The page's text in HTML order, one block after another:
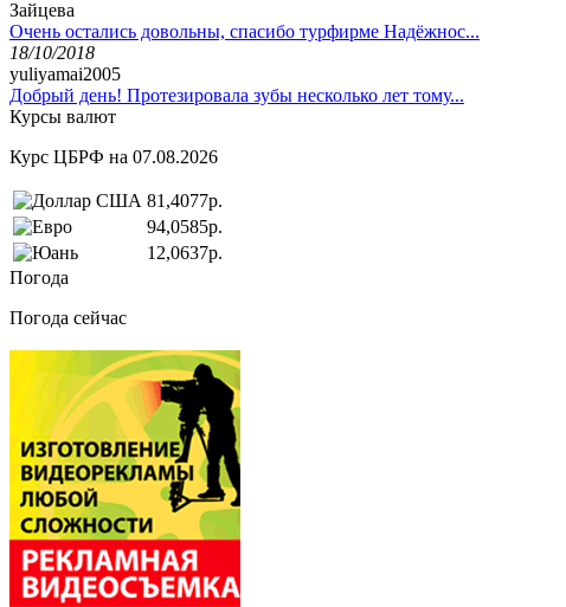
Зайцева
Очень остались довольны, спасибо турфирме Надёжнос...
18/10/2018
yuliyamai2005
Добрый день! Протезировала зубы несколько лет тому...
Курсы валют
Курс ЦБРФ на 07.08.2026
81,4077р.
94,0585р.
12,0637р.
Погода
Погода сейчас